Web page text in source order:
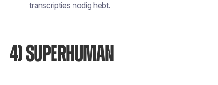
transcripties nodig hebt.
4) SUPERHUMAN